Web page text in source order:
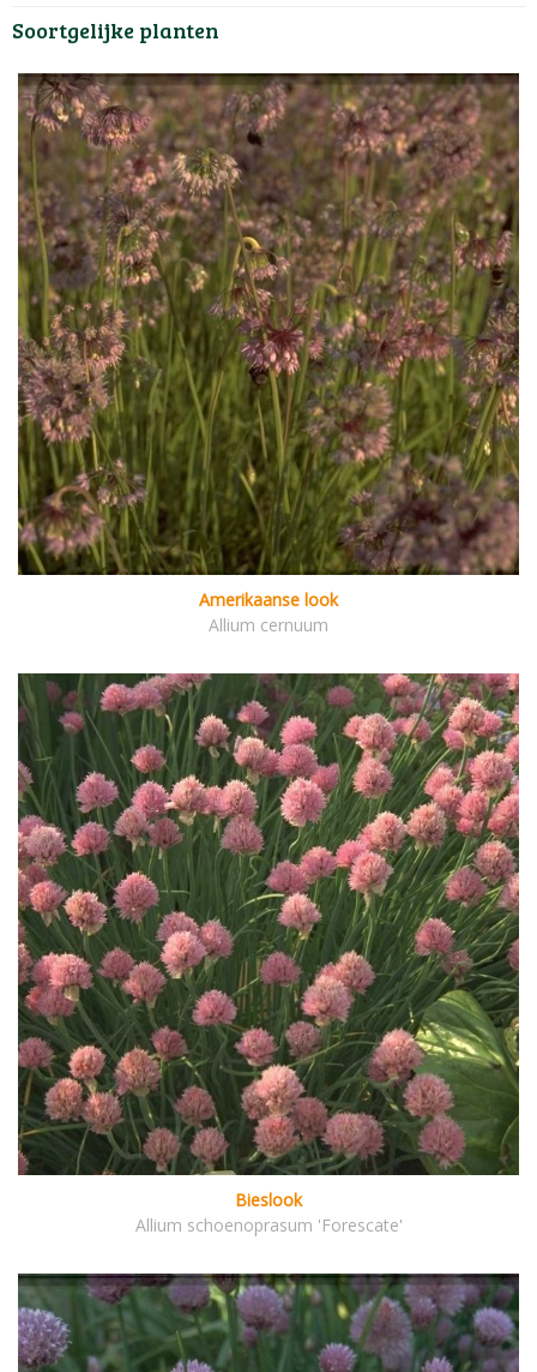
Soortgelijke planten
Amerikaanse look
Allium cernuum
Bieslook
Allium schoenoprasum 'Forescate'